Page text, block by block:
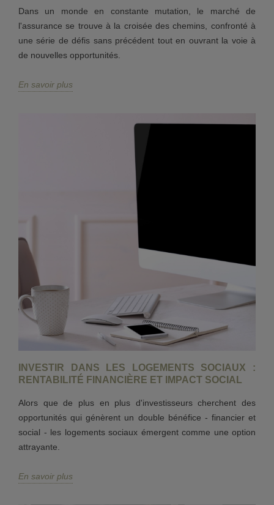
Dans un monde en constante mutation, le marché de
l'assurance se trouve à la croisée des chemins, confronté à
une série de défis sans précédent tout en ouvrant la voie à
de nouvelles opportunités.
En savoir plus
INVESTIR DANS LES LOGEMENTS SOCIAUX :
RENTABILITÉ FINANCIÈRE ET IMPACT SOCIAL
Alors que de plus en plus d'investisseurs cherchent des
opportunités qui génèrent un double bénéfice - financier et
social - les logements sociaux émergent comme une option
attrayante.
En savoir plus